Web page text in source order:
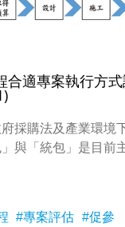
合適專案執行方
採購法及產業環境
與「統包」是目前
專案評估 促參